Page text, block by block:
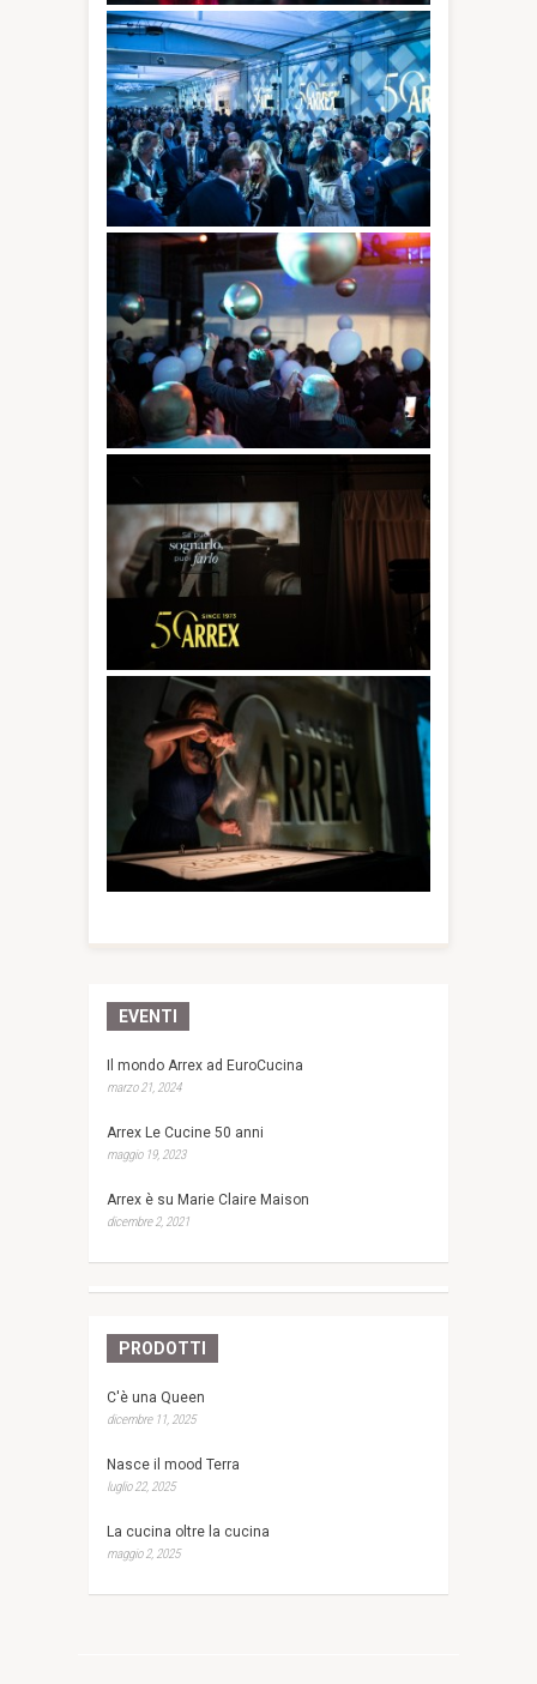
EVENTI
Il mondo Arrex ad EuroCucina
marzo 21, 2024
Arrex Le Cucine 50 anni
maggio 19, 2023
Arrex è su Marie Claire Maison
dicembre 2, 2021
PRODOTTI
C'è una Queen
dicembre 11, 2025
Nasce il mood Terra
luglio 22, 2025
La cucina oltre la cucina
maggio 2, 2025